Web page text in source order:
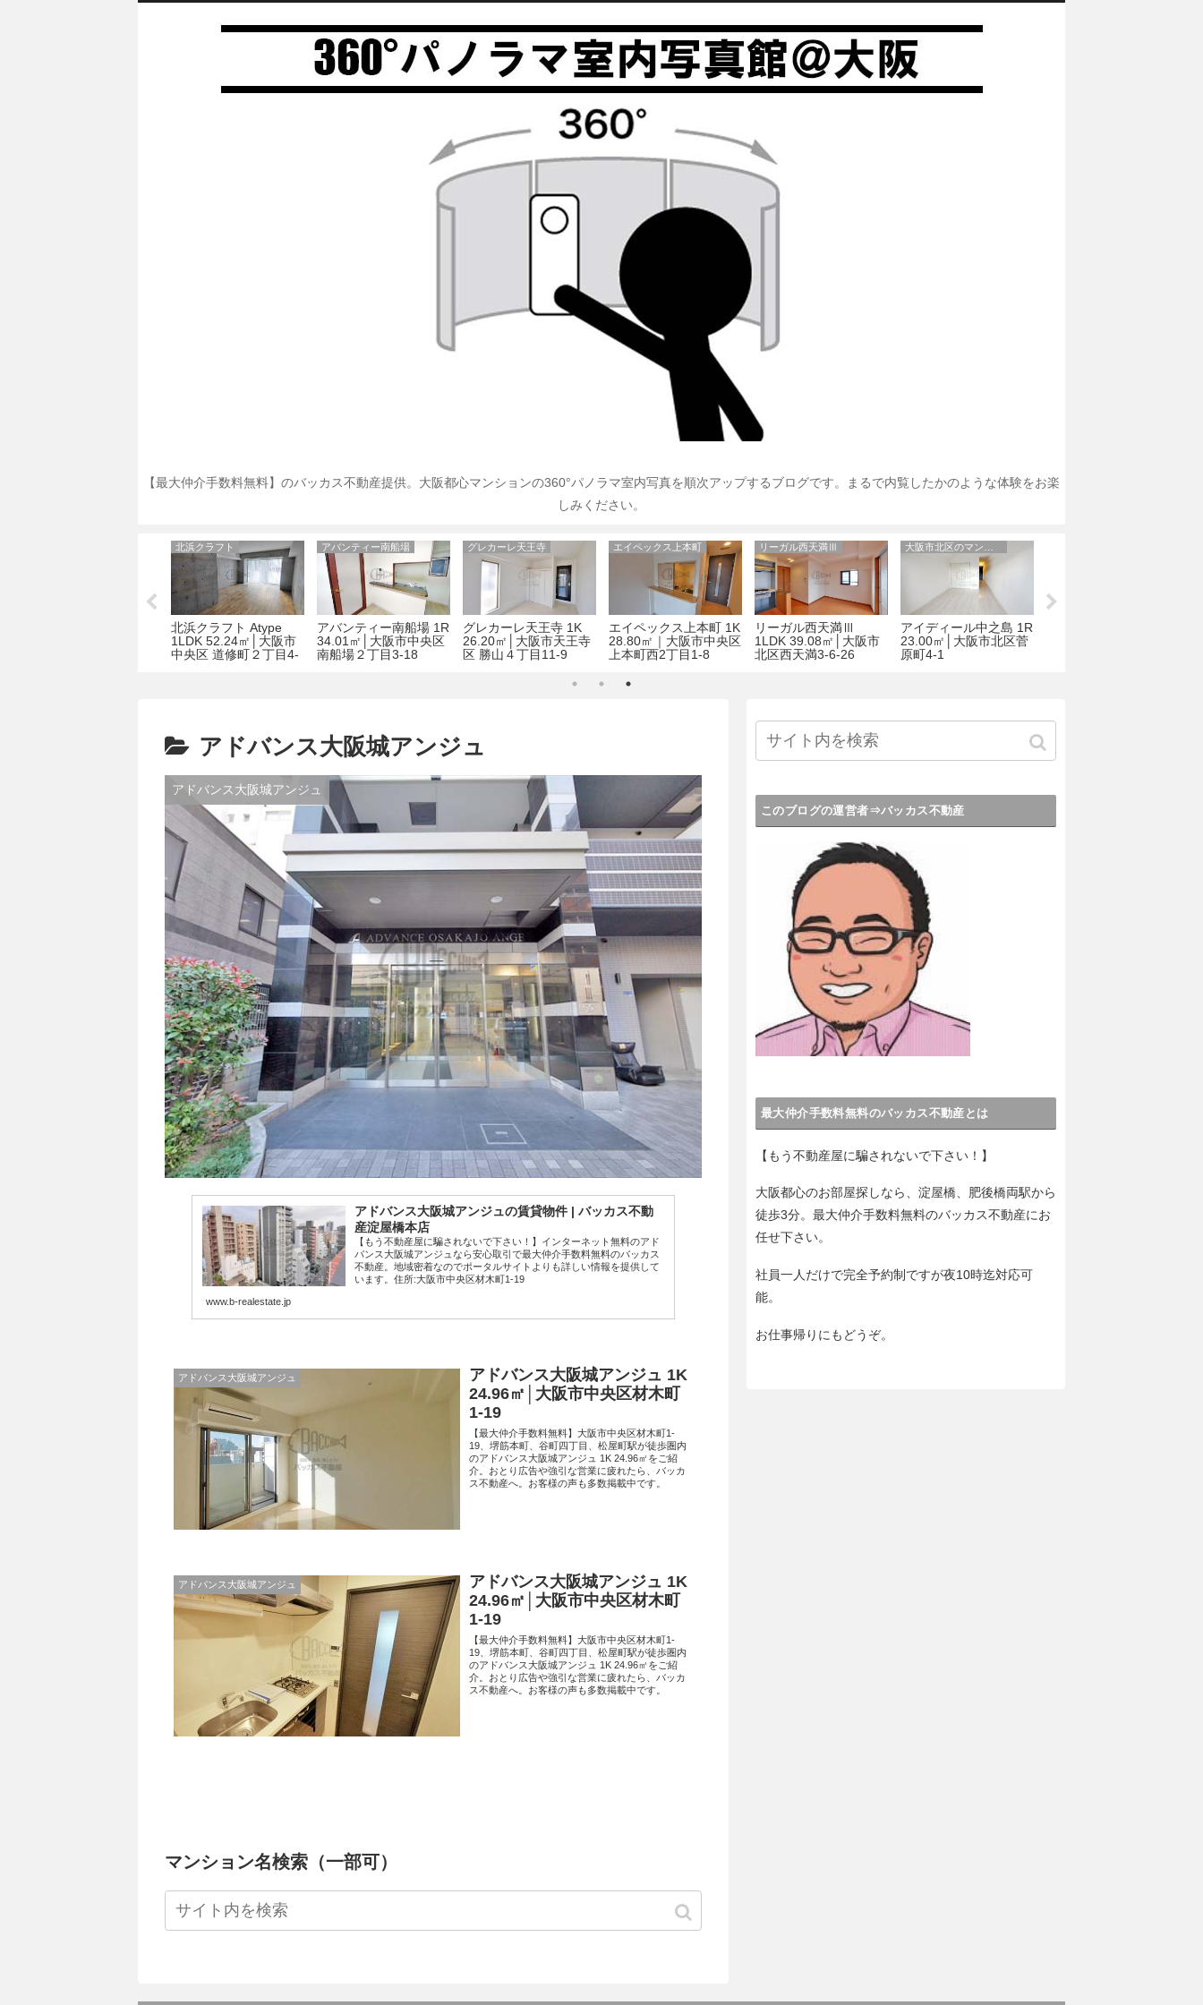
【最大仲介手数料無料】のバッカス不動産提供。大阪都心マンションの360°パノラマ室内写真を順次アップするブログです。まるで内覧したかのような体験をお楽
しみください。
北浜クラフト
北浜クラフト Atype
1LDK 52.24㎡│大阪市
中央区 道修町２丁目4-
アバンティー南船場
アバンティー南船場 1R
34.01㎡│大阪市中央区
南船場２丁目3-18
グレカーレ天王寺
グレカーレ天王寺 1K
26.20㎡│大阪市天王寺
区 勝山４丁目11-9
エイペックス上本町
エイペックス上本町 1K
28.80㎡｜大阪市中央区
上本町西2丁目1-8
リーガル西天満Ⅲ
リーガル西天満Ⅲ
1LDK 39.08㎡│大阪市
北区西天満3-6-26
アイディール中之島 1R
23.00㎡│大阪市北区菅
原町4-1
アドバンス大阪城アンジュ
アドバンス大阪城アンジュ
アドバンス大阪城アンジュの賃貸物件 | バッカス不動
産淀屋橋本店
【もう不動産屋に騙されないで下さい！】インターネット無料のアド
バンス大阪城アンジュなら安心取引で最大仲介手数料無料のバッカス
不動産。地域密着なのでポータルサイトよりも詳しい情報を提供して
います。住所:大阪市中央区材木町1-19
www.b-realestate.jp
アドバンス大阪城アンジュ
アドバンス大阪城アンジュ 1K
24.96㎡│大阪市中央区材木町
1-19
【最大仲介手数料無料】大阪市中央区材木町1-
19、堺筋本町、谷町四丁目、松屋町駅が徒歩圏内
のアドバンス大阪城アンジュ 1K 24.96㎡をご紹
介。おとり広告や強引な営業に疲れたら、バッカ
ス不動産へ。お客様の声も多数掲載中です。
アドバンス大阪城アンジュ
アドバンス大阪城アンジュ 1K
24.96㎡│大阪市中央区材木町
1-19
【最大仲介手数料無料】大阪市中央区材木町1-
19、堺筋本町、谷町四丁目、松屋町駅が徒歩圏内
のアドバンス大阪城アンジュ 1K 24.96㎡をご紹
介。おとり広告や強引な営業に疲れたら、バッカ
ス不動産へ。お客様の声も多数掲載中です。
マンション名検索（一部可）
このブログの運営者⇒バッカス不動産
最大仲介手数料無料のバッカス不動産とは
【もう不動産屋に騙されないで下さい！】
大阪都心のお部屋探しなら、淀屋橋、肥後橋両駅から
徒歩3分。最大仲介手数料無料のバッカス不動産にお
任せ下さい。
社員一人だけで完全予約制ですが夜10時迄対応可
能。
お仕事帰りにもどうぞ。